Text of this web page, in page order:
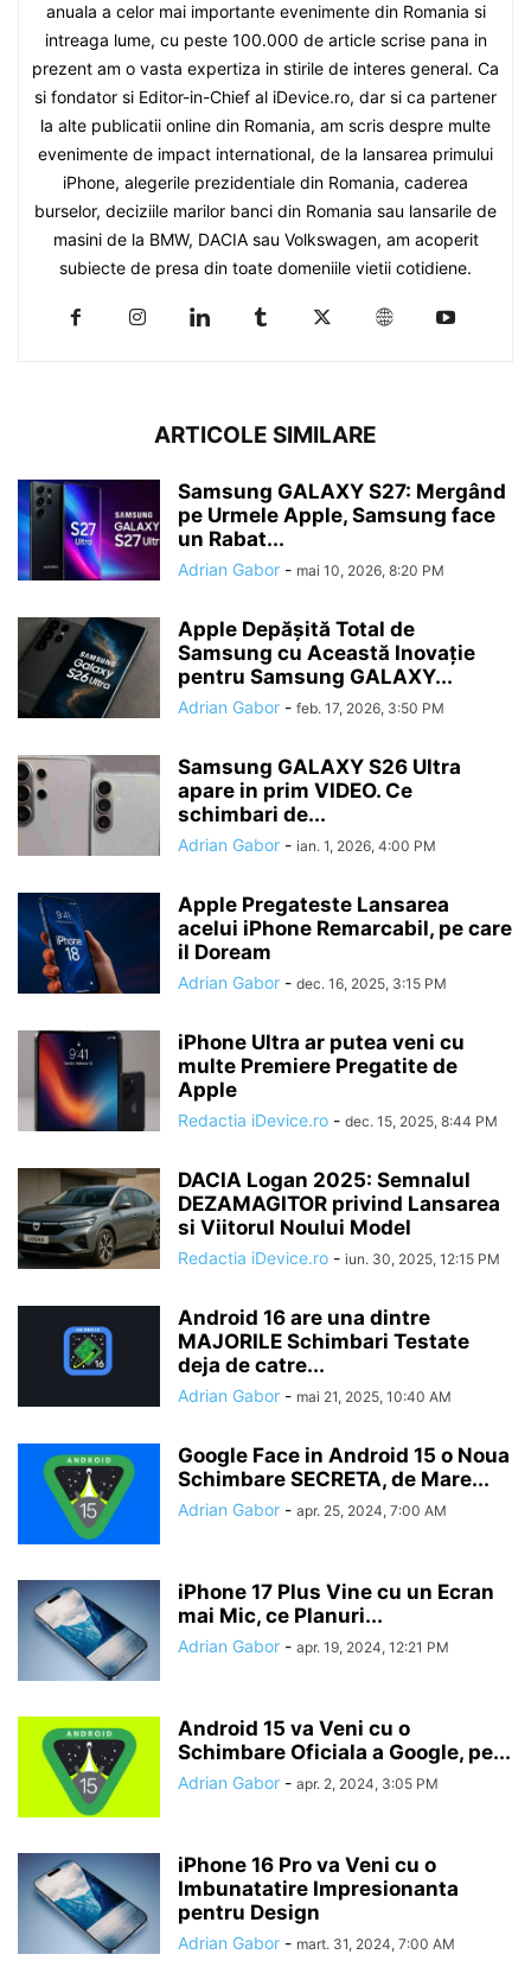
anuala a celor mai importante evenimente din Romania si
intreaga lume, cu peste 100.000 de article scrise pana in
prezent am o vasta expertiza in stirile de interes general. Ca
si fondator si Editor-in-Chief al iDevice.ro, dar si ca partener
la alte publicatii online din Romania, am scris despre multe
evenimente de impact international, de la lansarea primului
iPhone, alegerile prezidentiale din Romania, caderea
burselor, deciziile marilor banci din Romania sau lansarile de
masini de la BMW, DACIA sau Volkswagen, am acoperit
subiecte de presa din toate domeniile vietii cotidiene.
ARTICOLE SIMILARE
Samsung GALAXY S27: Mergând
pe Urmele Apple, Samsung face
un Rabat...
Adrian Gabor - mai 10, 2026, 8:20 PM
Apple Depășită Total de
Samsung cu Această Inovație
pentru Samsung GALAXY...
Adrian Gabor - feb. 17, 2026, 3:50 PM
Samsung GALAXY S26 Ultra
apare in prim VIDEO. Ce
schimbari de...
Adrian Gabor - ian. 1, 2026, 4:00 PM
Apple Pregateste Lansarea
acelui iPhone Remarcabil, pe care
il Doream
Adrian Gabor - dec. 16, 2025, 3:15 PM
iPhone Ultra ar putea veni cu
multe Premiere Pregatite de
Apple
Redactia iDevice.ro - dec. 15, 2025, 8:44 PM
DACIA Logan 2025: Semnalul
DEZAMAGITOR privind Lansarea
si Viitorul Noului Model
Redactia iDevice.ro - iun. 30, 2025, 12:15 PM
Android 16 are una dintre
MAJORILE Schimbari Testate
deja de catre...
Adrian Gabor - mai 21, 2025, 10:40 AM
Google Face in Android 15 o Noua
Schimbare SECRETA, de Mare...
Adrian Gabor - apr. 25, 2024, 7:00 AM
iPhone 17 Plus Vine cu un Ecran
mai Mic, ce Planuri...
Adrian Gabor - apr. 19, 2024, 12:21 PM
Android 15 va Veni cu o
Schimbare Oficiala a Google, pe...
Adrian Gabor - apr. 2, 2024, 3:05 PM
iPhone 16 Pro va Veni cu o
Imbunatatire Impresionanta
pentru Design
Adrian Gabor - mart. 31, 2024, 7:00 AM